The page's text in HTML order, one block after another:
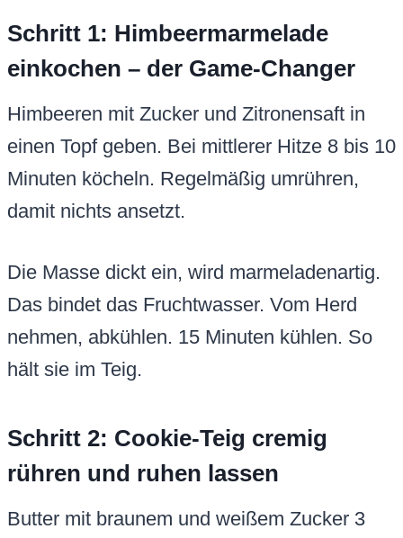
Schritt 1: Himbeermarmelade
einkochen – der Game-Changer
Himbeeren mit Zucker und Zitronensaft in
einen Topf geben. Bei mittlerer Hitze 8 bis 10
Minuten köcheln. Regelmäßig umrühren,
damit nichts ansetzt.
Die Masse dickt ein, wird marmeladenartig.
Das bindet das Fruchtwasser. Vom Herd
nehmen, abkühlen. 15 Minuten kühlen. So
hält sie im Teig.
Schritt 2: Cookie-Teig cremig
rühren und ruhen lassen
Butter mit braunem und weißem Zucker 3